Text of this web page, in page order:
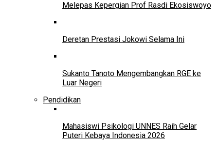
Melepas Kepergian Prof Rasdi Ekosiswoyo
Deretan Prestasi Jokowi Selama Ini
Sukanto Tanoto Mengembangkan RGE ke
Luar Negeri
Pendidikan
Mahasiswi Psikologi UNNES Raih Gelar
Puteri Kebaya Indonesia 2026